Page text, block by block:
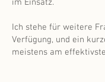
im Einsatz.
Ich stehe für weitere
Verfügung, und ein
meistens am